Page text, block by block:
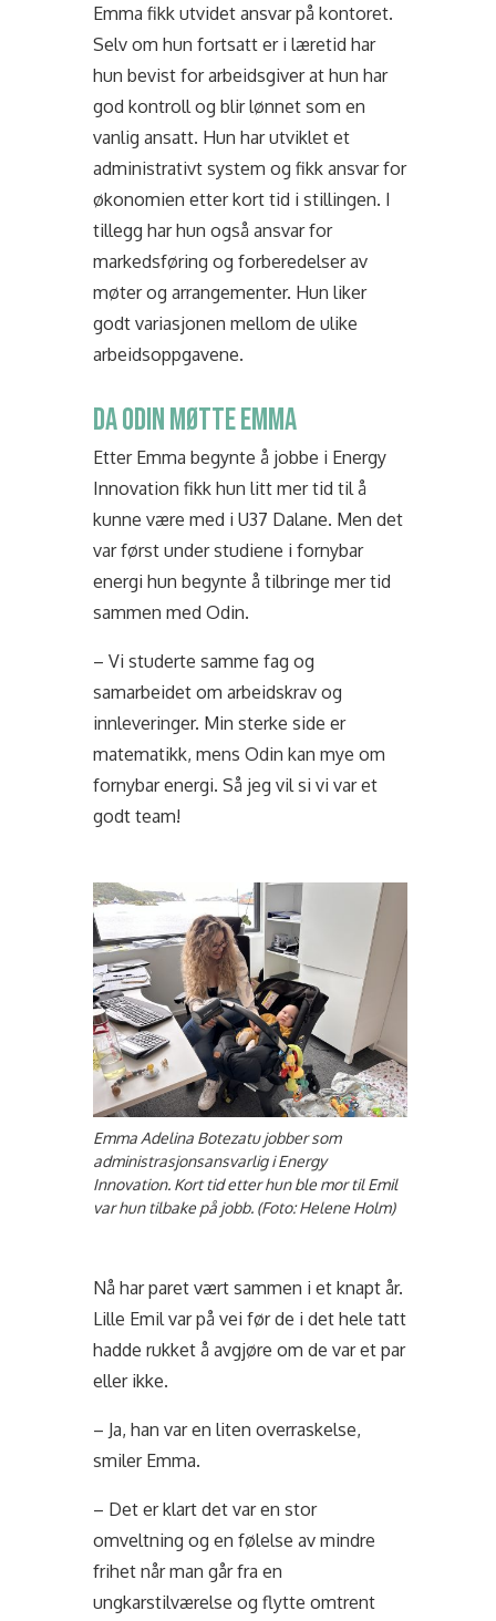
Emma fikk utvidet ansvar på kontoret.
Selv om hun fortsatt er i læretid har
hun bevist for arbeidsgiver at hun har
god kontroll og blir lønnet som en
vanlig ansatt. Hun har utviklet et
administrativt system og fikk ansvar for
økonomien etter kort tid i stillingen. I
tillegg har hun også ansvar for
markedsføring og forberedelser av
møter og arrangementer. Hun liker
godt variasjonen mellom de ulike
arbeidsoppgavene.
DA ODIN MØTTE EMMA
Etter Emma begynte å jobbe i Energy
Innovation fikk hun litt mer tid til å
kunne være med i U37 Dalane. Men det
var først under studiene i fornybar
energi hun begynte å tilbringe mer tid
sammen med Odin.
– Vi studerte samme fag og
samarbeidet om arbeidskrav og
innleveringer. Min sterke side er
matematikk, mens Odin kan mye om
fornybar energi. Så jeg vil si vi var et
godt team!
Emma Adelina Botezatu jobber som
administrasjonsansvarlig i Energy
Innovation. Kort tid etter hun ble mor til Emil
var hun tilbake på jobb. (Foto: Helene Holm)
Nå har paret vært sammen i et knapt år.
Lille Emil var på vei før de i det hele tatt
hadde rukket å avgjøre om de var et par
eller ikke.
– Ja, han var en liten overraskelse,
smiler Emma.
– Det er klart det var en stor
omveltning og en følelse av mindre
frihet når man går fra en
ungkarstilværelse og flytte omtrent